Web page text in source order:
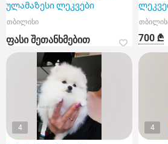
ულამაზესი ლეკვები
თბილისი
ფასი შეთანხმებით 700 ₾
4 4